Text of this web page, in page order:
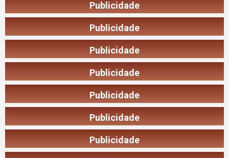
Publicidade
Publicidade
Publicidade
Publicidade
Publicidade
Publicidade
Publicidade